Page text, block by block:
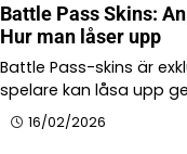
Battle Pass Skins:
Hur man låser upp
Battle Pass-skins är
spelare kan låsa upp
16/02/2026